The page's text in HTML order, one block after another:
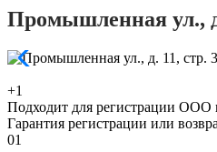
Промышленная ул.,
+1
Подходит для регистрации ООО
Гарантия регистрации или
01